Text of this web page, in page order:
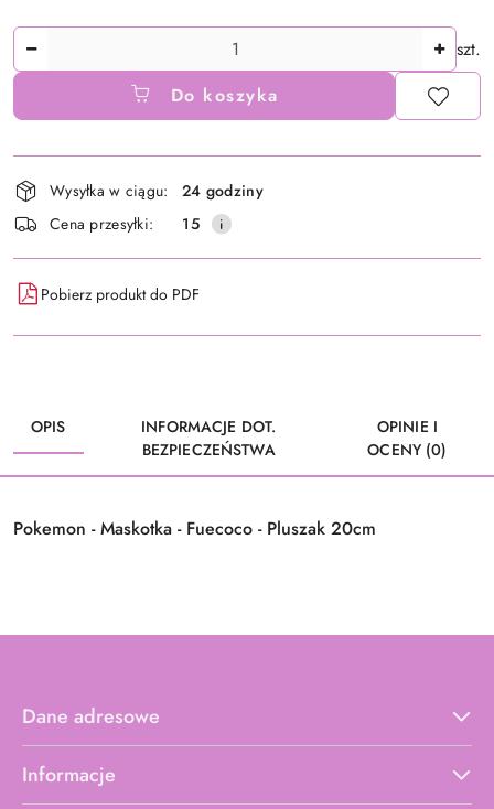
Ilość
szt.
Do koszyka
Dostępność
i
dostawa
Wysyłka w ciągu:
24 godziny
Cena przesyłki:
15
Pobierz produkt do PDF
OPIS
INFORMACJE DOT.
BEZPIECZEŃSTWA
OPINIE I
OCENY (0)
Pokemon - Maskotka - Fuecoco - Pluszak 20cm
Dane adresowe
Informacje